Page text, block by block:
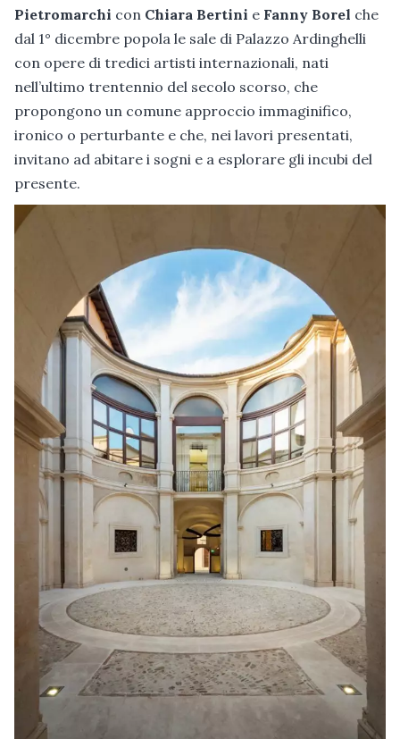
Pietromarchi con Chiara Bertini e Fanny Borel che
dal 1° dicembre popola le sale di Palazzo Ardinghelli
con opere di tredici artisti internazionali, nati
nell’ultimo trentennio del secolo scorso, che
propongono un comune approccio immaginifico,
ironico o perturbante e che, nei lavori presentati,
invitano ad abitare i sogni e a esplorare gli incubi del
presente.